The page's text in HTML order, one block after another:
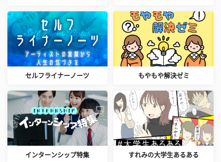
セルフライナーノーツ もやもや解決ゼミ
インターンシップ特集 すれみの大学生あるある